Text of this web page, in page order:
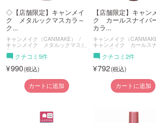
◇【店舗限定】キャンメイ
ク メタルックマスカラ～
ク...
キャンメイク（CANMAKE）
キャンメイク メタルックマスカ
ラ
クチコミ5件
990
カートに追加
【店舗限定】キャン
ク カールスナイパ
カラ...
キャンメイク（CANMAKE
キャンメイク カールスナ
マスカラ
クチコミ2件
792
カートに追加